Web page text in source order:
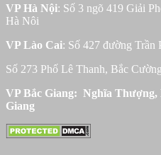
VP Hà Nội: Số 3 ngõ 419 Giải
Hà Nôi
VP Lào Cai: Số 427 đường Trần
Số 273 Phố Lê Thanh, Bắc
VP Bắc Giang: Nghĩa
Giang